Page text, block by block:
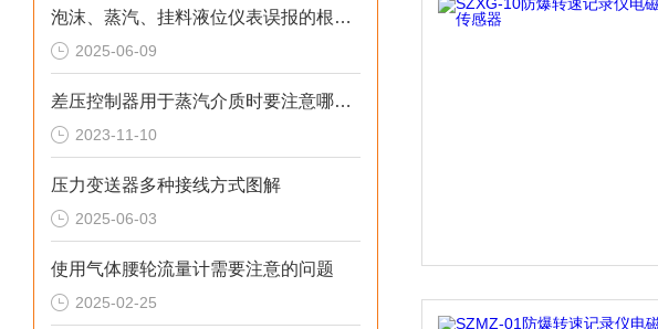
泡沫、蒸汽、挂料液位仪表误报的根源解析与解决方案
2025-06-09
差压控制器用于蒸汽介质时要注意哪些？
2023-11-10
压力变送器多种接线方式图解
2025-06-03
使用气体腰轮流量计需要注意的问题
2025-02-25